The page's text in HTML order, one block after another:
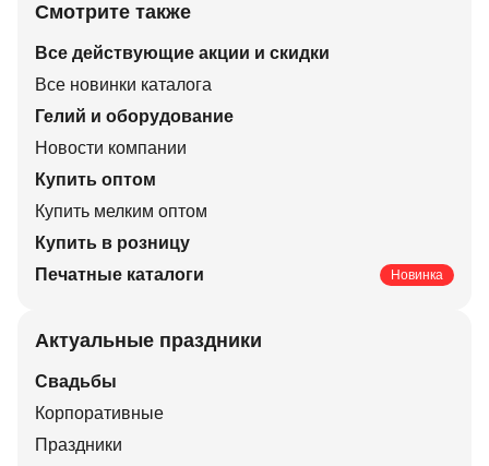
Смотрите также
Все действующие акции и скидки
Все новинки каталога
Гелий и оборудование
Новости компании
Купить оптом
Купить мелким оптом
Купить в розницу
Печатные каталоги
Новинка
Актуальные праздники
Свадьбы
Корпоративные
Праздники